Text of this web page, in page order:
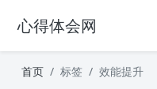
心得体会网
首页 标签 效能提升